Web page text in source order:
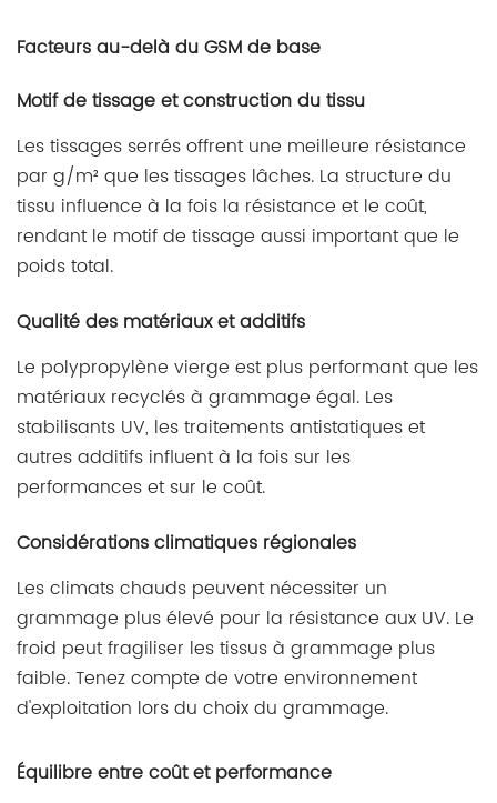
Facteurs au-delà du GSM de base
Motif de tissage et construction du tissu
Les tissages serrés offrent une meilleure résistance
par g/m² que les tissages lâches. La structure du
tissu influence à la fois la résistance et le coût,
rendant le motif de tissage aussi important que le
poids total.
Qualité des matériaux et additifs
Le polypropylène vierge est plus performant que les
matériaux recyclés à grammage égal. Les
stabilisants UV, les traitements antistatiques et
autres additifs influent à la fois sur les
performances et sur le coût.
Considérations climatiques régionales
Les climats chauds peuvent nécessiter un
grammage plus élevé pour la résistance aux UV. Le
froid peut fragiliser les tissus à grammage plus
faible. Tenez compte de votre environnement
d'exploitation lors du choix du grammage.
Équilibre entre coût et performance